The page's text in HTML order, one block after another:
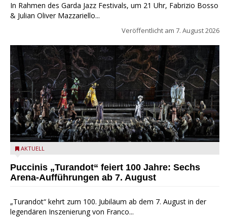
In Rahmen des Garda Jazz Festivals, um 21 Uhr, Fabrizio Bosso
& Julian Oliver Mazzariello...
Veröffentlicht am 7. August 2026
Turandot in der Arena von Verona - Ennevi für Fondazione
AKTUELL
Puccinis „Turandot“ feiert 100 Jahre: Sechs
Arena-Aufführungen ab 7. August
„Turandot“ kehrt zum 100. Jubiläum ab dem 7. August in der
legendären Inszenierung von Franco...